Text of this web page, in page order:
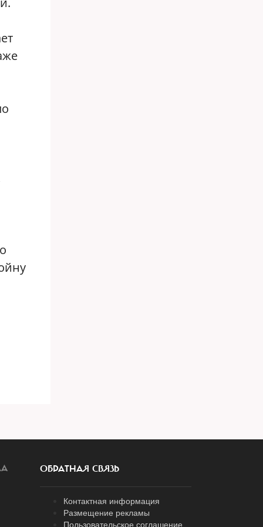
ОБРАТНАЯ СВЯЗЬ
Контактная информация
Размещение рекламы
Пользовательское соглашение